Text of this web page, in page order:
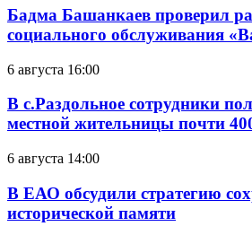
Бадма Башанкаев проверил
социального обслуживания
6 августа 16:00
В с.Раздольное сотрудники
местной жительницы почти
6 августа 14:00
В ЕАО обсудили стратегию
исторической памяти